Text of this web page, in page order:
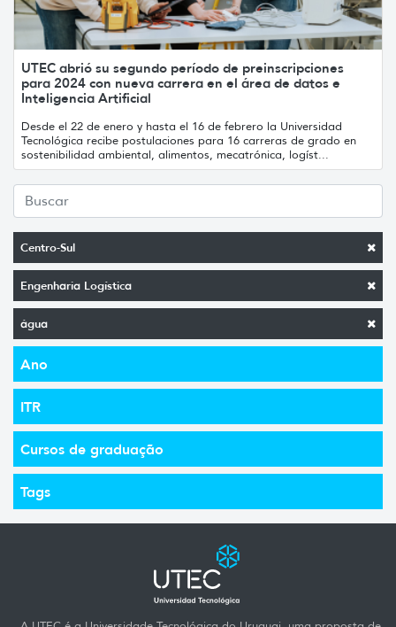
Centro-Sul
Engenharia Logística
água
Ano
ITR
Cursos de graduação
Tags
UTEC abrió su segundo período de preinscripciones
para 2024 con nueva carrera en el área de datos e
Inteligencia Artificial
Desde el 22 de enero y hasta el 16 de febrero la Universidad
Tecnológica recibe postulaciones para 16 carreras de grado en
sostenibilidad ambiental, alimentos, mecatrónica, logíst...